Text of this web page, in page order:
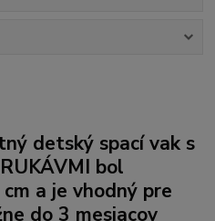
detský spací vak s
bol
a je vhodný pre
do 3 mesiacov